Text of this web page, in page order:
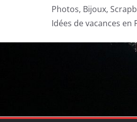
Photos, Bijoux,
Idées de vacances en